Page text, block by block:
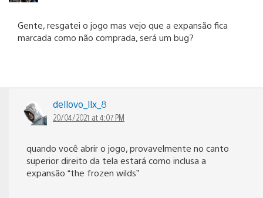
Gente, resgatei o jogo mas vejo que a expansão fica
marcada como não comprada, será um bug?
dellovo_llx_8
20/04/2021 at 4:07 PM
quando você abrir o jogo, provavelmente no canto
superior direito da tela estará como inclusa a
expansão “the frozen wilds”